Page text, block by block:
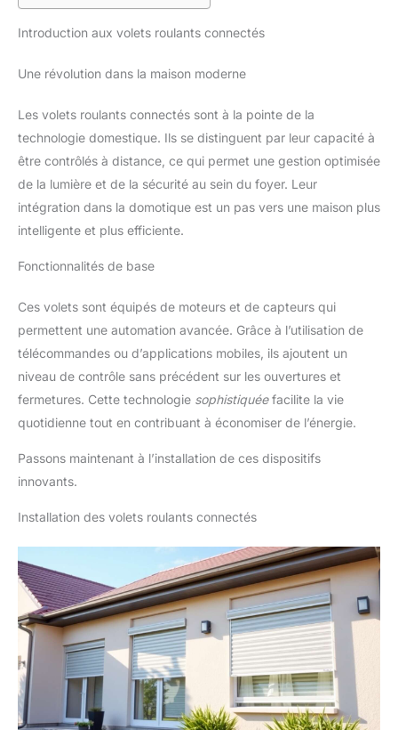
Introduction aux volets roulants connectés
Une révolution dans la maison moderne
Les volets roulants connectés sont à la pointe de la
technologie domestique. Ils se distinguent par leur capacité à
être contrôlés à distance, ce qui permet une gestion optimisée
de la lumière et de la sécurité au sein du foyer. Leur
intégration dans la domotique est un pas vers une maison plus
intelligente et plus efficiente.
Fonctionnalités de base
Ces volets sont équipés de moteurs et de capteurs qui
permettent une automation avancée. Grâce à l’utilisation de
télécommandes ou d’applications mobiles, ils ajoutent un
niveau de contrôle sans précédent sur les ouvertures et
fermetures. Cette technologie sophistiquéefacilite la vie
quotidienne tout en contribuant à économiser de l’énergie.
Passons maintenant à l’installation de ces dispositifs
innovants.
Installation des volets roulants connectés